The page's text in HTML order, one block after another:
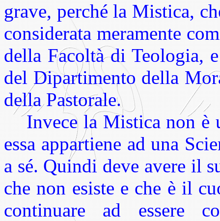
grave, perché la Mistica,
considerata meramente
della Facoltà di Teologia,
del Dipartimento della
della Pastorale.
Invece la Mistica non è
essa appartiene ad una
a sé. Quindi deve avere il
che non esiste e che è il
continuare ad essere